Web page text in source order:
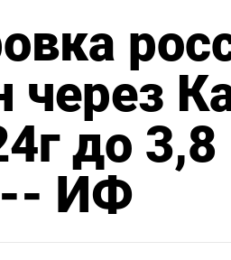
через
до
-- ИФ